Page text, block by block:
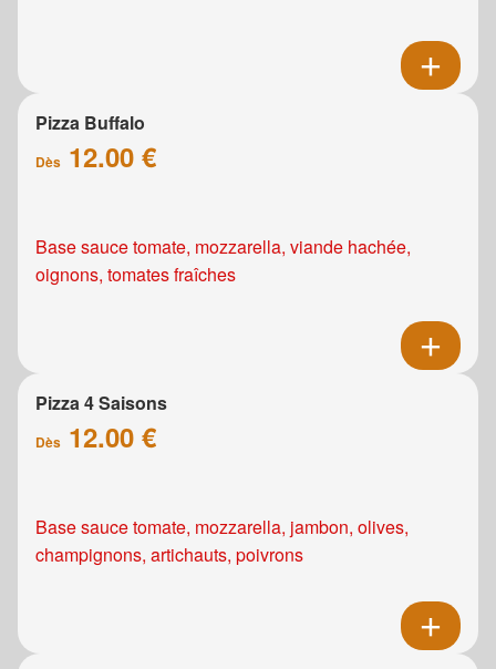
Pizza Buffalo
Dès 12.00 €
Base sauce tomate, mozzarella, viande hachée,
oignons, tomates fraîches
Pizza 4 Saisons
Dès 12.00 €
Base sauce tomate, mozzarella, jambon, olives,
champignons, artichauts, poivrons